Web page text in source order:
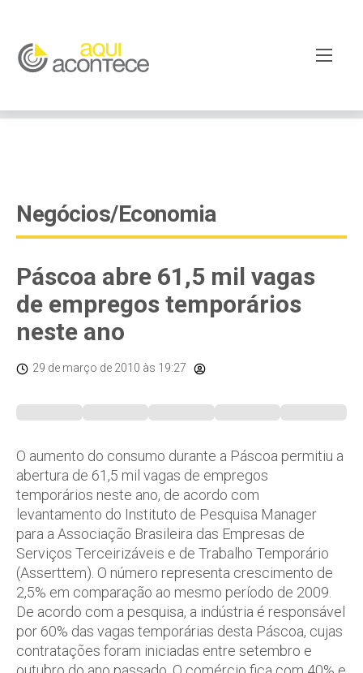
googleb82de9a22cec23e8.html
Negócios/Economia
Páscoa abre 61,5 mil vagas
de empregos temporários
neste ano
29 de março de 2010 às 19:27
O aumento do consumo durante a Páscoa permitiu a
abertura de 61,5 mil vagas de empregos
temporários neste ano, de acordo com
levantamento do Instituto de Pesquisa Manager
para a Associação Brasileira das Empresas de
Serviços Terceirizáveis e de Trabalho Temporário
(Asserttem). O número representa crescimento de
2,5% em comparação ao mesmo período de 2009.
De acordo com a pesquisa, a indústria é responsável
por 60% das vagas temporárias desta Páscoa, cujas
contratações foram iniciadas entre setembro e